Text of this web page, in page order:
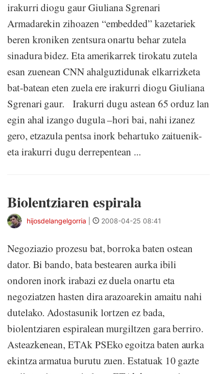
irakurri diogu gaur Giuliana Sgrenari
Armadarekin zihoazen “embedded” kazetariek
beren kroniken zentsura onartu behar zutela
sinadura bidez. Eta amerikarrek tirokatu zutela
esan zuenean CNN ahalguztidunak elkarrizketa
bat-batean eten zuela ere irakurri diogu Giuliana
Sgrenari gaur. Irakurri dugu astean 65 orduz lan
egin ahal izango dugula –hori bai, nahi izanez
gero, etzazula pentsa inork behartuko zaituenik-
eta irakurri dugu derrepentean ...
Biolentziaren espirala
hijosdelangelgorria 2008-04-25 08:41
Negoziazio prozesu bat, borroka baten ostean
dator. Bi bando, bata bestearen aurka ibili
ondoren inork irabazi ez duela onartu eta
negoziatzen hasten dira arazoarekin amaitu nahi
dutelako. Adostasunik lortzen ez bada,
biolentziaren espiralean murgiltzen gara berriro.
Asteazkenean, ETAk PSEko egoitza baten aurka
ekintza armatua burutu zuen. Estatuak 10 gazte